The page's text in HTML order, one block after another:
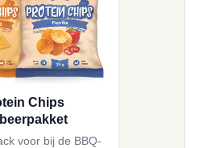
Chips
voor bij de BBQ-